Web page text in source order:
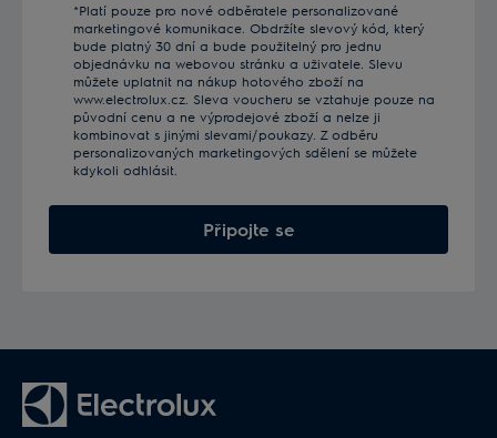
*Platí pouze pro nové odběratele personalizované
marketingové komunikace. Obdržíte slevový kód, který
bude platný 30 dní a bude použitelný pro jednu
objednávku na webovou stránku a uživatele. Slevu
můžete uplatnit na nákup hotového zboží na
www.electrolux.cz. Sleva voucheru se vztahuje pouze na
původní cenu a ne výprodejové zboží a nelze ji
kombinovat s jinými slevami/poukazy. Z odběru
personalizovaných marketingových sdělení se můžete
kdykoli odhlásit.
Připojte se